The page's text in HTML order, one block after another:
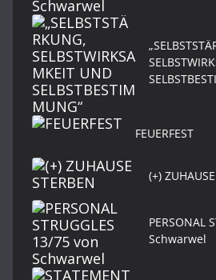
FEUERFEST
(+)
PERSONAL
Schwarwel